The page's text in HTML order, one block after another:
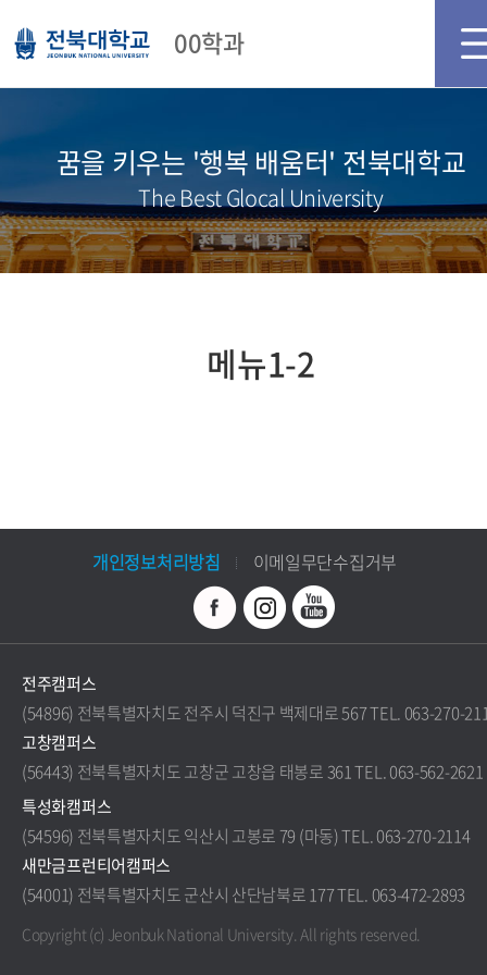
00학과
꿈을 키우는 '행복 배움터' 전북대학교
The Best Glocal University
메뉴1-2
개인정보처리방침 이메일무단수집거부
전주캠퍼스
(54896) 전북특별자치도 전주시 덕진구 백제대로 567 TEL. 063-270-
고창캠퍼스
(56443) 전북특별자치도 고창군 고창읍 태봉로 361 TEL. 063-562-2621
특성화캠퍼스
(54596) 전북특별자치도 익산시 고봉로 79 (마동) TEL. 063-270-2114
새만금프런티어캠퍼스
(54001) 전북특별자치도 군산시 산단남북로 177 TEL. 063-472-2893
Copyright (c) Jeonbuk National University.All rights reserved.